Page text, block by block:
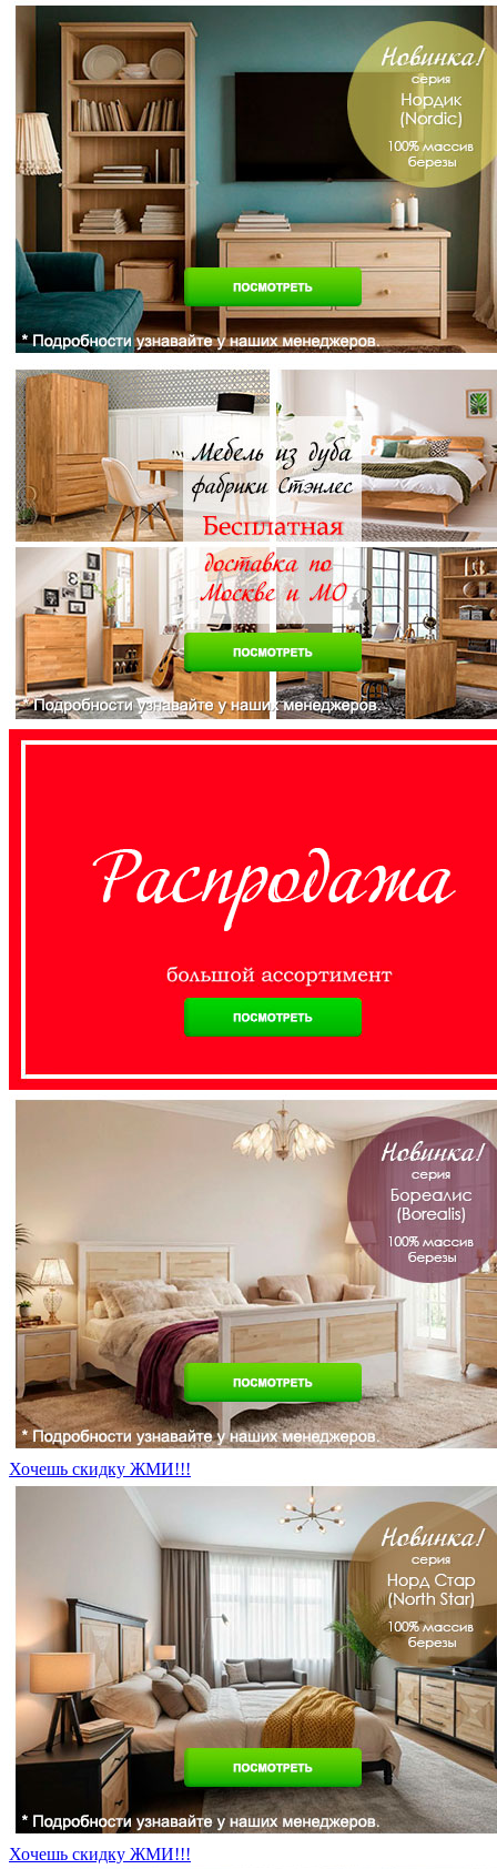
Хочешь скидку ЖМИ!!!
Хочешь скидку ЖМИ!!!